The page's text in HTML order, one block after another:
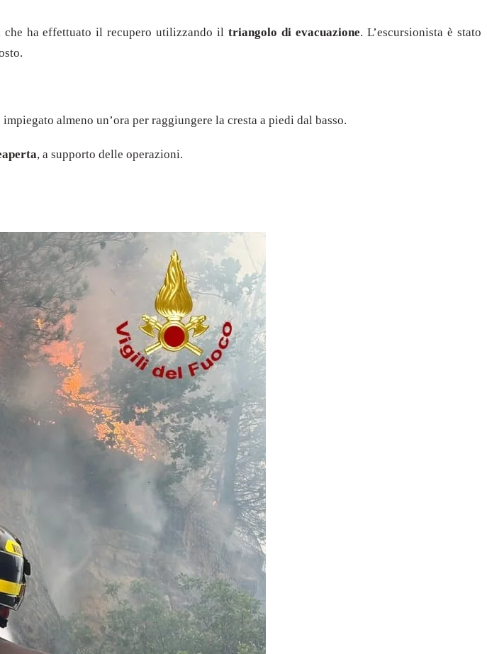
che ha effettuato il recupero utilizzando iltriangolo di evacuazione. L’escursionista è stato
impiegato almeno un’ora per raggiungere la cresta a piedi dal basso.
, a supporto delle operazioni.